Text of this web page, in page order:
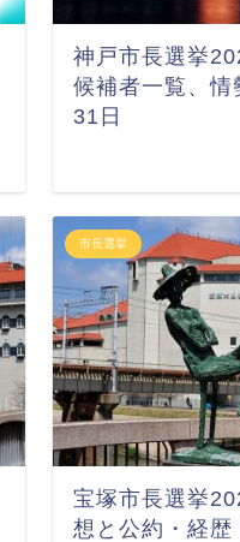
神戸市長選挙
候補者一覧、情
31日
市長選挙
宝塚市長選挙
想と公約・経